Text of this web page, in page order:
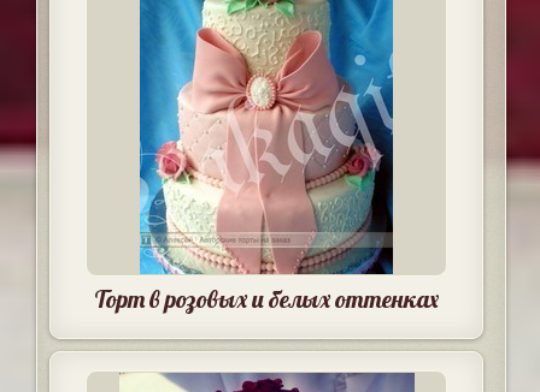
Торт в розовых и белых оттенках